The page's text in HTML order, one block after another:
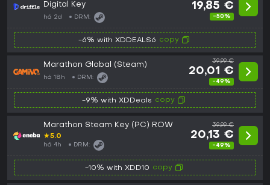
Digital Key
há 2d DRM:
19,85 €
-50%
-6% with XDDEALS6 copy
Marathon Global (Steam)
há 18h DRM:
39,99 €
20,01 €
-49%
-9% with XDDeals copy
Marathon Steam Key (PC) ROW
★5.0
há 4h DRM:
39,99 €
20,13 €
-49%
-10% with XDD10 copy